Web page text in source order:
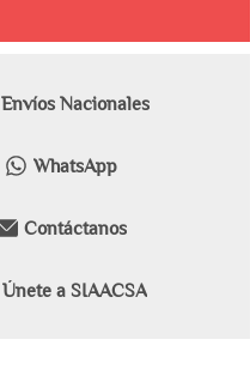
Envíos Nacionales
WhatsApp
Contáctanos
Únete a SIAACSA